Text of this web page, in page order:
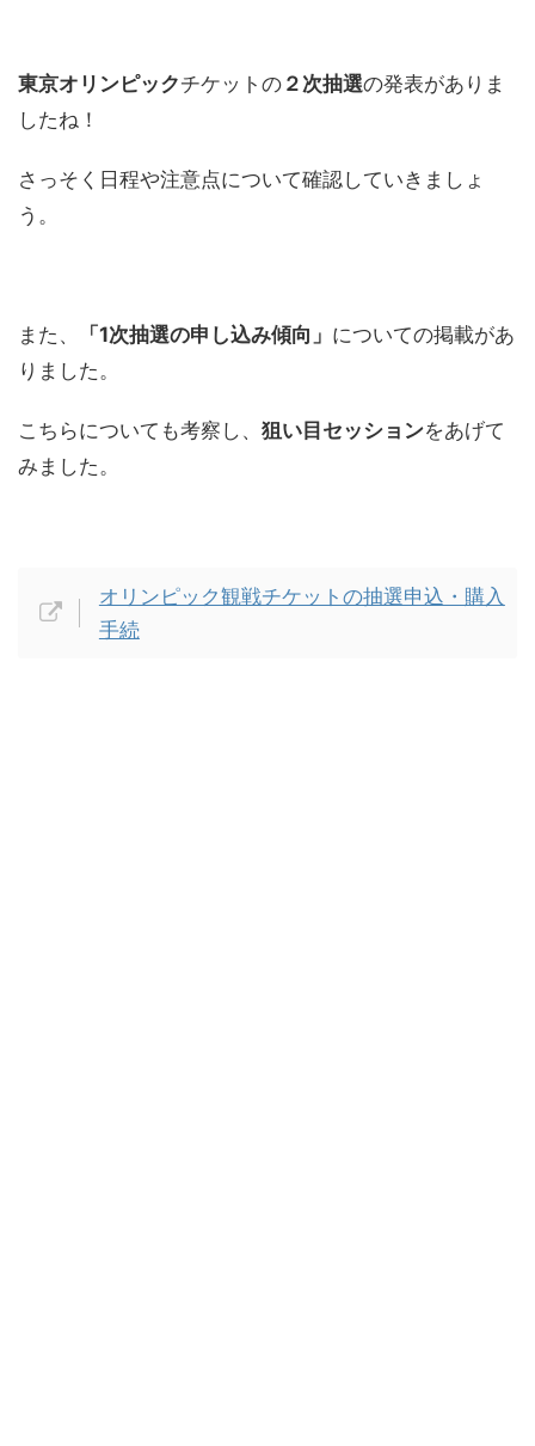
東京オリンピックチケットの ２次抽選の発表がありま
したね！
さっそく日程や注意点について確認していきましょ
う。
また、 「1次抽選の申し込み傾向」 についての掲載があ
りました。
こちらについても考察し、 狙い目セッションをあげて
みました。
オリンピック観戦チケットの抽選申込・購入
手続